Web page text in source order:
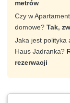
metrów
Czy w
domowe? Tak,
Jaka jest polityka
Haus Jadranka?
rezerwacji